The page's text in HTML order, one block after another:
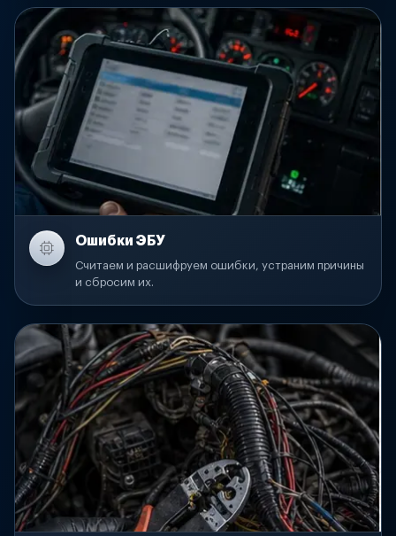
Ошибки ЭБУ
Считаем и расшифруем ошибки, устраним причины
и сбросим их.